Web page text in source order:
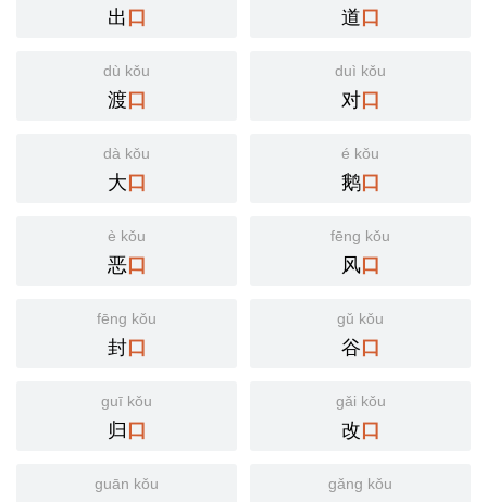
出口 道口
dù kǒu
渡口
duì kǒu
对口
dà kǒu
大口
é kǒu
鹅口
è kǒu
恶口
fēng kǒu
风口
fēng kǒu
封口
gǔ kǒu
谷口
guī kǒu
归口
gǎi kǒu
改口
guān kǒu gǎng kǒu